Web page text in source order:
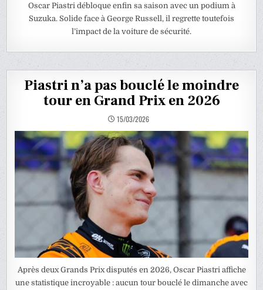
Oscar Piastri débloque enfin sa saison avec un podium à
Suzuka. Solide face à George Russell, il regrette toutefois
l’impact de la voiture de sécurité.
Piastri n’a pas bouclé le moindre
tour en Grand Prix en 2026
15/03/2026
Après deux Grands Prix disputés en 2026, Oscar Piastri affiche
une statistique incroyable : aucun tour bouclé le dimanche avec